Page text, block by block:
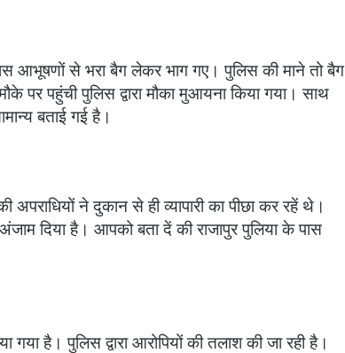
आभूषणों से भरा बैग लेकर भाग गए। पुलिस की माने तो बैग
पहुंची पुलिस द्वारा मौका मुआयना किया गया। साथ
बताई गई है।
ने दुकान से ही व्यापारी का पीछा कर रहें थे।
दिया है। आपको बता दें की राजापुर पुलिया के पास
है। पुलिस द्वारा आरोपियों की तलाश की जा रही है।